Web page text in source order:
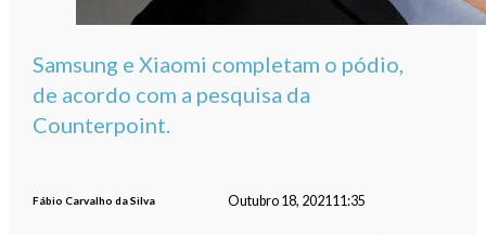
Samsung e Xiaomi completam o pódio,
de acordo com a pesquisa da
Counterpoint.
Fábio Carvalho da Silva Outubro 18, 2021 11:35